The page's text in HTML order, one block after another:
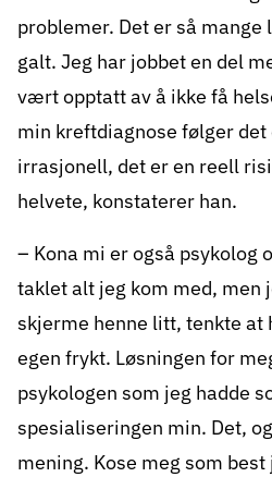
problemer. Det er så mange
galt. Jeg har jobbet en del
vært opptatt av å ikke få
min kreftdiagnose følger
irrasjonell, det er en reell
helvete, konstaterer han.
– Kona mi er også psykolog
taklet alt jeg kom med, men
skjerme henne litt, tenkte at
egen frykt. Løsningen for
psykologen som jeg hadde
spesialiseringen min. Det,
mening. Kose meg som best